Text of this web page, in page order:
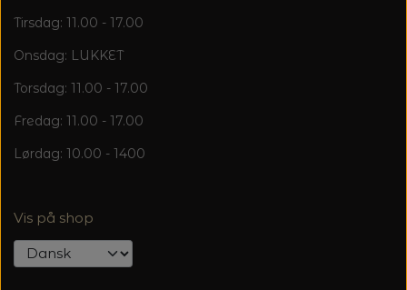
Tirsdag: 11.00 - 17.00
Onsdag: LUKKET
Torsdag: 11.00 - 17.00
Fredag: 11.00 - 17.00
Lørdag: 10.00 - 1400
Vis på shop